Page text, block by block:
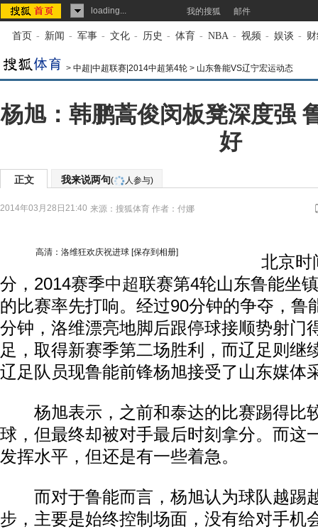
loading... 我的搜狐 邮件
首页 - 新闻 - 军事 - 文化 - 历史 - 体育 - NBA - 视频 - 娱谈 -
> 中超|中超联赛|2014中超第4轮 > 山东鲁能VS辽宁宏运动态
杨旭：韩鹏蒿俊闵板凳深度强
好
正文 我来说两句( 人参与)
2014年03月28日21:40 来源： 搜狐体育 作者：付娜
高清：洛维狂欢庆祝进球 [保存到相册]
北京时间
分，2014赛季中超联赛第4轮山东鲁能坐
的比赛率先打响。经过90分钟的争夺，鲁
分钟，洛维漂亮地脚后跟停球接顺势射门
足，取得新赛季第二场胜利，而辽足则继
辽足队员现鲁能前锋杨旭接受了山东媒体
杨旭表示，之前和泰达的比赛踢得比
球，但最终却被对手最后时刻拿分。而这
发挥水平，但还是有一些着急。
而对于鲁能而言，杨旭认为球队越踢
步，主要是始终控制场面，没有给对手机